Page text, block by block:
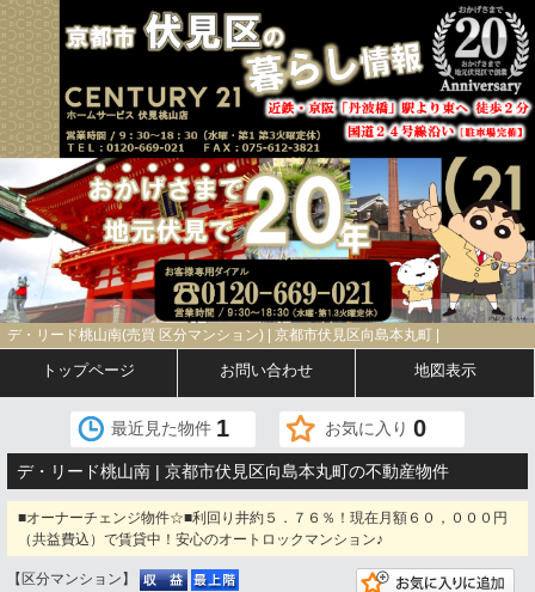
デ・リード桃山南(売買 区分マンション) | 京都市伏見区向島本丸町 |
トップページ お問い合わせ 地図表示
最近見た物件 1 お気に入り 0
デ・リード桃山南 | 京都市伏見区向島本丸町の不動産物件
■オーナーチェンジ物件☆■利回り井約５．７６％！現在月額６０，０００円
（共益費込）で賃貸中！安心のオートロックマンション♪
【区分マンション】